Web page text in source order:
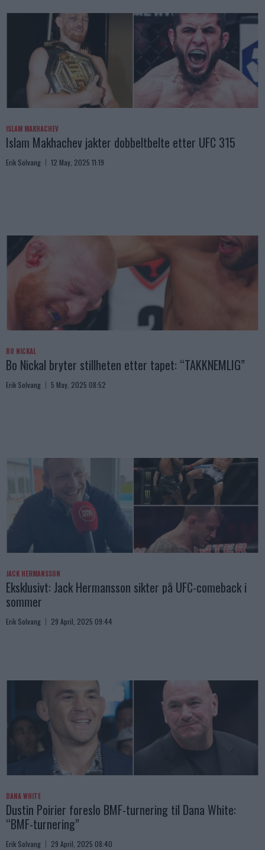
ISLAM MAKHACHEV
Islam Makhachev jakter dobbeltbelte etter UFC 315
Erik Solvang 12 May, 2025 11:19
BO NICKAL
Bo Nickal bryter stillheten etter tapet: “TAKKNEMLIG”
Erik Solvang 5 May, 2025 08:52
JACK HERMANSSON
Eksklusivt: Jack Hermansson sikter på UFC-comeback i
sommer
Erik Solvang 29 April, 2025 09:44
DANA WHITE
Dustin Poirier foreslo BMF-turnering til Dana White:
“BMF-turnering”
Erik Solvang 29 April, 2025 08:40